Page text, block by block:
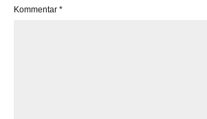
Kommentar *